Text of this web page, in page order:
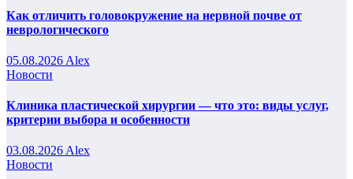
Как отличить головокружение на нервной почве от
неврологического
05.08.2026 Alex
Новости
Клиника пластической хирургии — что это: виды услуг,
критерии выбора и особенности
03.08.2026Alex
Новости